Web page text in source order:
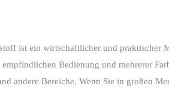
ist ein wirtschaftlicher und praktischer
Bedienung und mehrerer
andere Bereiche. Wenn Sie in großen